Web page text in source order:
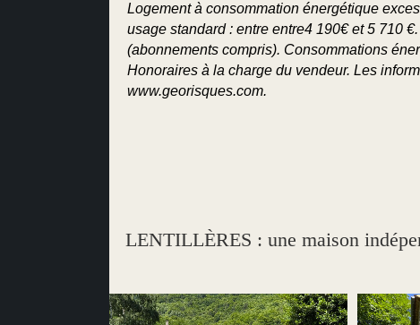
Logement à consommation énergétique
usage standard : entre entre4 190€ et 5 710
(abonnements compris). Consommations
Honoraires à la charge du vendeur. Les
www.georisques.com.
LENTILLÈRES : une maison